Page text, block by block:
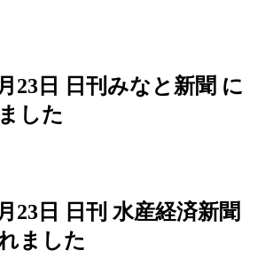
23日 日刊みなと新聞 に
した
23日 日刊 水産経済新聞
ました